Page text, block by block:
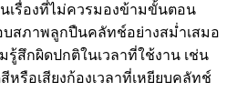
เรื่องที่ไม่ควรมองข้ามขั้นตอน
สภาพลูกปืนคลัทช์อย่างสม่ำเสมอ
รู้สึกผิดปกติในเวลาที่ใช้งาน เช่น
หรือเสียงก้องเวลาที่เหยียบคลัทช์